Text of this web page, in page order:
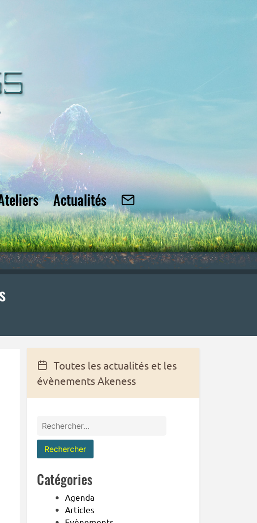
Actualités
Toutes les actualités et les
évènements Akeness
Rechercher :
Catégories
Agenda
Articles